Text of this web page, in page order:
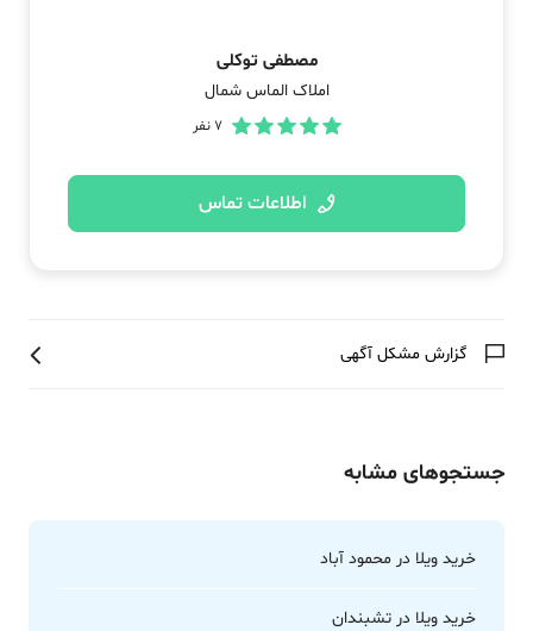
مصطفی توکلی
املاک الماس شمال
7نفر
اطلاعات تماس
گزارش مشکل آگهی
جستجوهای مشابه
خرید ویلا در محمود آباد
خرید ویلا در تشبندان